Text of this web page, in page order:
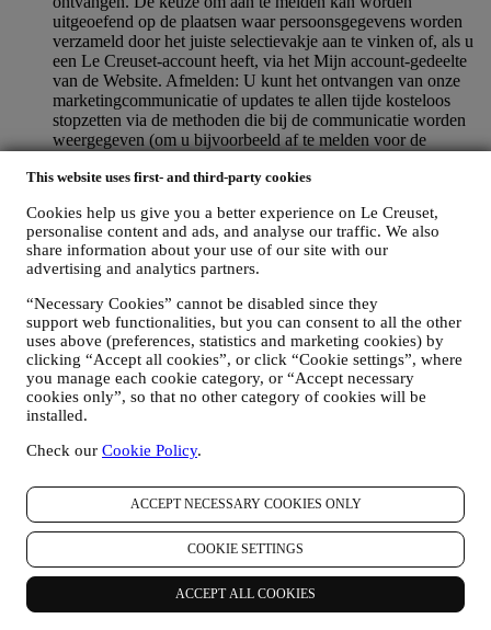
This website uses first- and third-party cookies
Cookies help us give you a better experience on Le Creuset,
personalise content and ads, and analyse our traffic. We also
share information about your use of our site with our
advertising and analytics partners.
“Necessary Cookies” cannot be disabled since they
support web functionalities, but you can consent to all the other
uses above (preferences, statistics and marketing cookies) by
clicking “Accept all cookies”, or click “Cookie settings”, where
you manage each cookie category, or “Accept necessary
cookies only”, so that no other category of cookies will be
installed.
Check our Cookie Policy.
ACCEPT NECESSARY COOKIES ONLY
COOKIE SETTINGS
ACCEPT ALL COOKIES
uitgeoefend op de plaatsen waar persoonsgegevens worden
verzameld door het juiste selectievakje aan te vinken of, als u
een Le Creuset-account heeft, via het Mijn account-gedeelte
van de Website. Afmelden: U kunt het ontvangen van onze
marketingcommunicatie of updates te allen tijde kosteloos
stopzetten via de methoden die bij de communicatie worden
weergegeven (om u bijvoorbeeld af te melden voor de
mail). Als u een Le Creuset account hebt, kunt u eenvoudig
marketingactiviteiten wilt stopzetten, kunt u in ieder geval een
e-mail sturen naarprivacy@lecreuset.com. Wij zullen uw
afmelding zo spoedig mogelijk verwerken, maar in sommige
gevallen kunt u nog enkele berichten ontvangen totdat de
afmelding volledig is verwerkt.
Weet dat wij uw contactgegevens en andere
persoonsgegevens niet doorgeven of verkopen aan andere
bedrijven voor hun marketingdoeleinden.
RE-TARGETING / OM ONZE AANBIEDINGEN AAN
TE PASSEN EN DE KLANTERVARING TE
VERBETEREN
aanbiedingen af te stemmen op uw behoeften en voorkeuren
bieden. Wij doen dit door uw gewoontes of interesses te
analyseren, bijvoorbeeld met betrekking tot de meest bekeken
producten, uw interactie met ons op sociale media, welke
pagina's van onze Website u bezoekt, welke inhoud van onze
aanbiedingen u leest. Wij doen dit voornamelijk door middel
van cookies en soortgelijke technologieën en ook in
combinatie met uw gegevens en voorkeuren die worden